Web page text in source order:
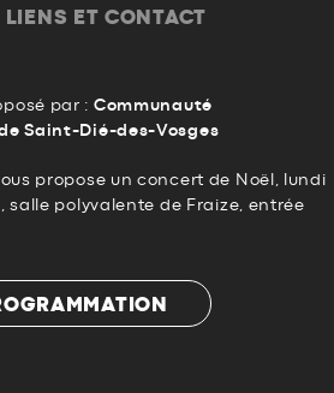
LIENS ET CONTACT
par : Communauté
Saint-Dié-des-Vosges
propose un concert de Noël, lundi
salle polyvalente de Fraize, entrée